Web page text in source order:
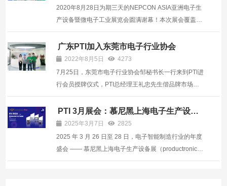
逝...
2020年8月28日为期三天的NEPCON ASIA亚洲电子生
产设备暨微电子工业展览会圆满谢幕！本次展会覆盖了
5G，汽车电子，消费电子，安防，工控，轨道交通，
工业互联网，新能源，自动化，医疗十大行业解决方
案。涉及表面贴装，焊接及点胶喷涂，测试测量，智能
工厂及自动化技...
广东PTI加入东莞市电子行业协会
2022年8月5日
4273
7月25日，东莞市电子行业协会邹秘书长一行来到PTI进
行会员授牌仪式，PTI总经理王礼忠先生偕品牌市场总
监向响进行了热情接待。19年初PTI生产运营总部落户
东莞寮步，并成立了广东派捷智能装备有限公司，本次
加入东莞市电子行业协会，也是为了更好的拓展业务，
深入了解...
PTI 3月展会：慕尼黑上海电子生产设备
展 2025年3月7日
2825
2025 年 3 月 26 日至 28 日，电子智能制造行业的年度
盛会 —— 慕尼黑上海电子生产设备展（productronica
China 2025）将在上海新国际博览中心盛大举行。PTI